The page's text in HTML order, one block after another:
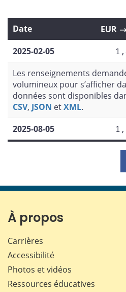
Date EUR
2025-02-05
Les renseignements
volumineux pour s’afficher
données sont disponibles
CSV, JSON etXML.
2025-08-05
À propos
Carrières
Accessibilité
Photos et vidéos
Ressources éducatives